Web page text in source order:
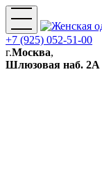
+7 (925) 052-51-00
г.Москва,
Шлюзовая наб. 2А